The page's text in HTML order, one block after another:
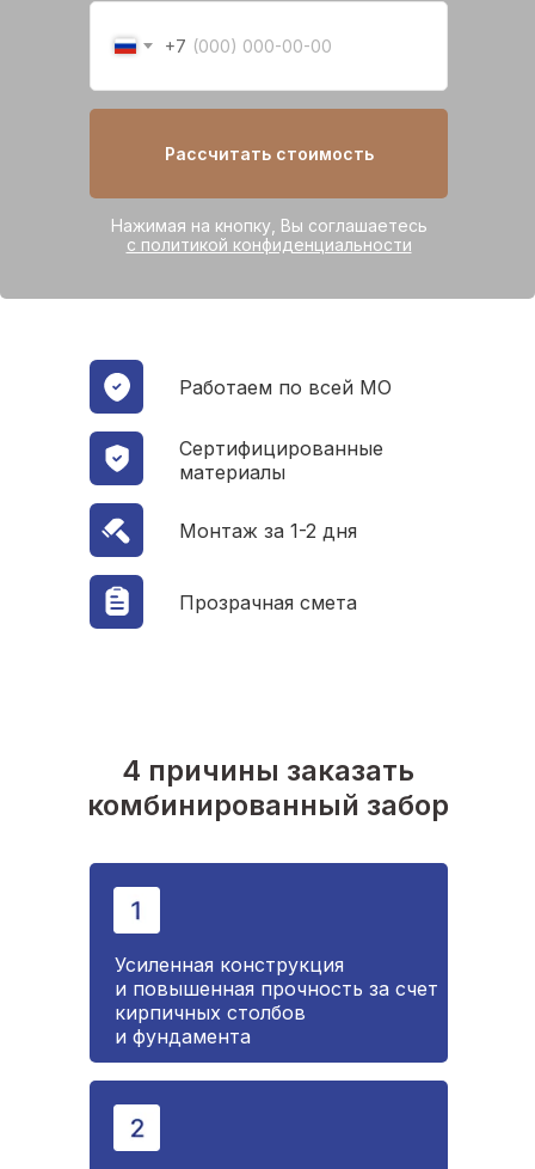
Сертифицированные
материалы
Работаем по всей МО
Монтаж за 1-2 дня
+7
Рассчитать стоимость
Прозрачная смета
Нажимая на кнопку, Вы соглашаетесь
с политикой конфиденциальности
4 причины заказать
комбинированный забор
Усиленная конструкция
и повышенная прочность за счет
кирпичных столбов
и фундамента